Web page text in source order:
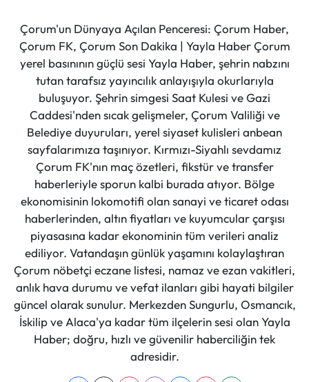
Çorum'un Dünyaya Açılan Penceresi: Çorum Haber,
Çorum FK, Çorum Son Dakika | Yayla Haber Çorum
yerel basınının güçlü sesi Yayla Haber, şehrin nabzını
tutan tarafsız yayıncılık anlayışıyla okurlarıyla
buluşuyor. Şehrin simgesi Saat Kulesi ve Gazi
Caddesi'nden sıcak gelişmeler, Çorum Valiliği ve
Belediye duyuruları, yerel siyaset kulisleri anbean
sayfalarımıza taşınıyor. Kırmızı-Siyahlı sevdamız
Çorum FK'nın maç özetleri, fikstür ve transfer
haberleriyle sporun kalbi burada atıyor. Bölge
ekonomisinin lokomotifi olan sanayi ve ticaret odası
haberlerinden, altın fiyatları ve kuyumcular çarşısı
piyasasına kadar ekonominin tüm verileri analiz
ediliyor. Vatandaşın günlük yaşamını kolaylaştıran
Çorum nöbetçi eczane listesi, namaz ve ezan vakitleri,
anlık hava durumu ve vefat ilanları gibi hayati bilgiler
güncel olarak sunulur. Merkezden Sungurlu, Osmancık,
İskilip ve Alaca'ya kadar tüm ilçelerin sesi olan Yayla
Haber; doğru, hızlı ve güvenilir haberciliğin tek
adresidir.